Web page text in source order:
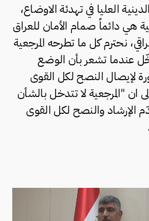
العليا في تهدئة الاوضاع،
هي دائماً صمام الأمان للعراق
نحترم كل ما تطرحه المرجعية
عندما تشعر بأن الوضع
لإيصال النصح لكل القوى
ان "المرجعية لا تتدخل بالشأن
الإرشاد والنصح لكل القوى